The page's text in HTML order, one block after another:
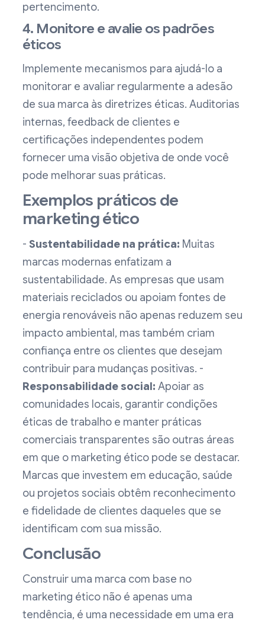
pertencimento.
4. Monitore e avalie os padrões
éticos
Implemente mecanismos para ajudá-lo a
monitorar e avaliar regularmente a adesão
de sua marca às diretrizes éticas. Auditorias
internas, feedback de clientes e
certificações independentes podem
fornecer uma visão objetiva de onde você
pode melhorar suas práticas.
Exemplos práticos de
marketing ético
- Sustentabilidade na prática: Muitas
marcas modernas enfatizam a
sustentabilidade. As empresas que usam
materiais reciclados ou apoiam fontes de
energia renováveis não apenas reduzem seu
impacto ambiental, mas também criam
confiança entre os clientes que desejam
contribuir para mudanças positivas. -
Responsabilidade social: Apoiar as
comunidades locais, garantir condições
éticas de trabalho e manter práticas
comerciais transparentes são outras áreas
em que o marketing ético pode se destacar.
Marcas que investem em educação, saúde
ou projetos sociais obtêm reconhecimento
e fidelidade de clientes daqueles que se
identificam com sua missão.
Conclusão
Construir uma marca com base no
marketing ético não é apenas uma
tendência, é uma necessidade em uma era